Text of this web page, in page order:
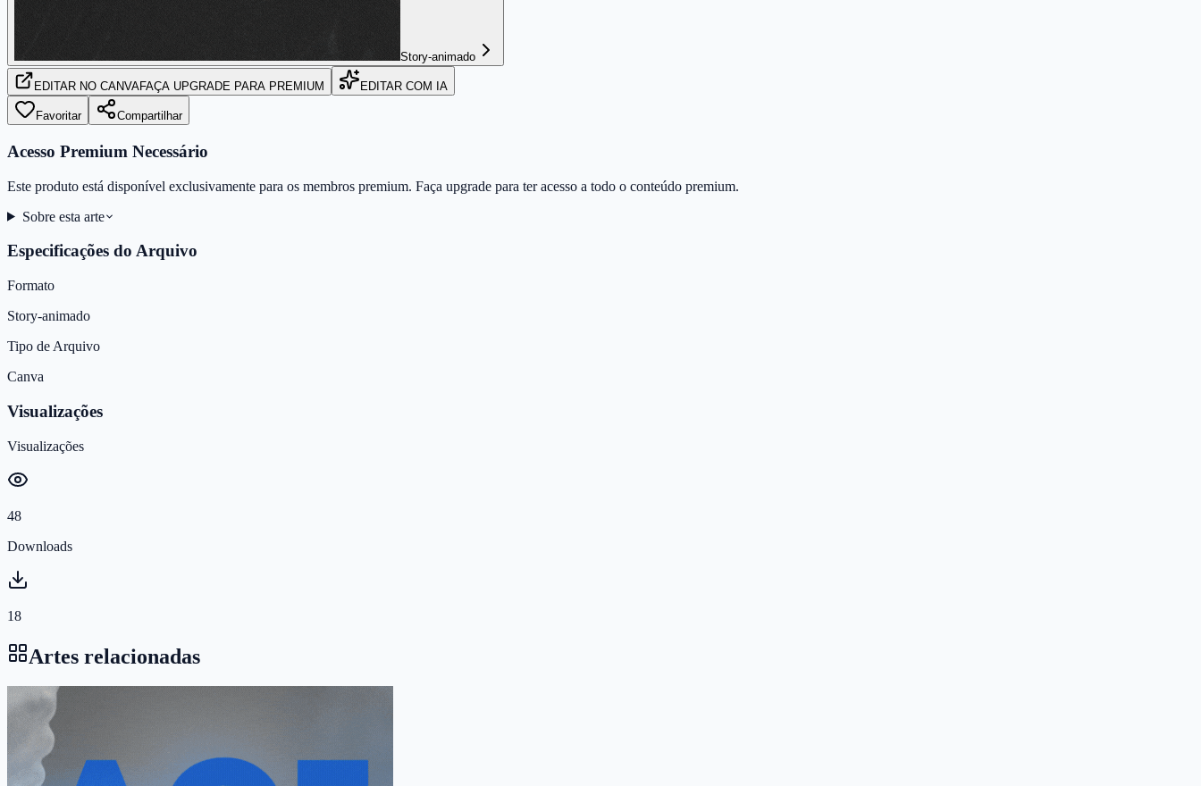
Story-animado
EDITAR NO CANVAFAÇA UPGRADE PARA PREMIUM EDITAR COM IA
Favoritar Compartilhar
Acesso Premium Necessário
Este produto está disponível exclusivamente para os membros premium. Faça upgrade para ter acesso a todo o conteúdo premium.
Sobre esta arte
Especificações do Arquivo
Formato
Story-animado
Tipo de Arquivo
Canva
Visualizações
Visualizações
48
Downloads
18
Artes relacionadas